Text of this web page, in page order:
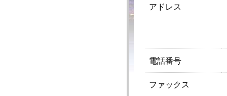
アドレス
電話番号
ファックス